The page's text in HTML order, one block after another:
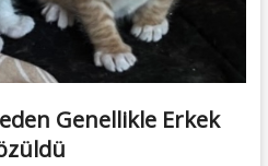
Genellikle Erkek